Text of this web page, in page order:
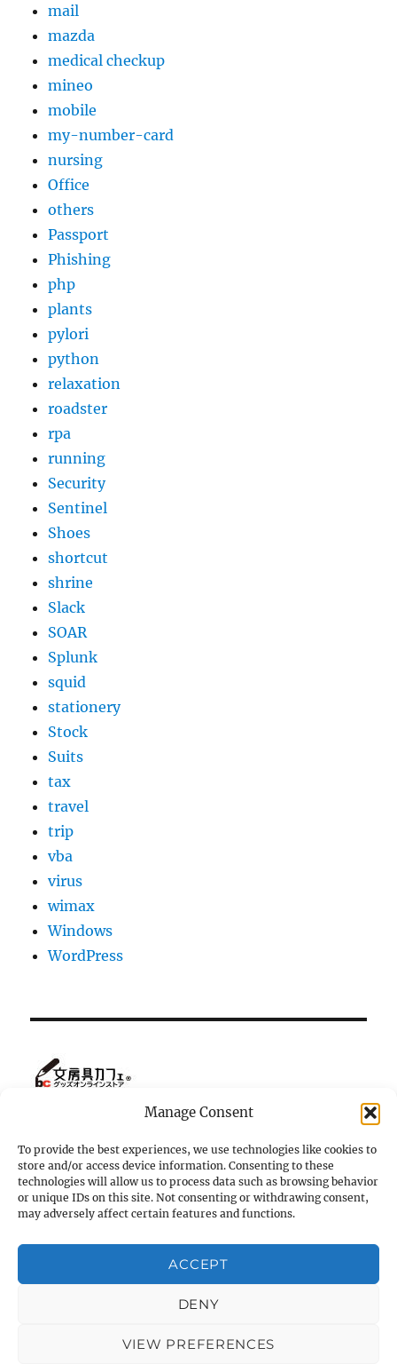
Manage Consent
To provide the best experiences, we use technologies like cookies to
store and/or access device information. Consenting to these
technologies will allow us to process data such as browsing behavior
or unique IDs on this site. Not consenting or withdrawing consent,
may adversely affect certain features and functions.
ACCEPT
DENY
VIEW PREFERENCES
mail
mazda
medical checkup
mineo
mobile
my-number-card
nursing
Office
others
Passport
Phishing
php
plants
pylori
python
relaxation
roadster
rpa
running
Security
Sentinel
Shoes
shortcut
shrine
Slack
SOAR
Splunk
squid
stationery
Stock
Suits
tax
travel
trip
vba
virus
wimax
Windows
WordPress
ホーム
マツダ・ロードスター NC の小部屋
Terms and Conditions